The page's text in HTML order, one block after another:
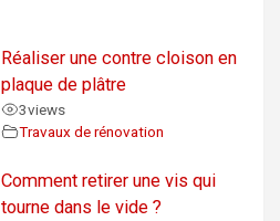
Réaliser une contre cloison en
plaque de plâtre
3views
Travaux de rénovation
Comment retirer une vis qui
tourne dans le vide ?